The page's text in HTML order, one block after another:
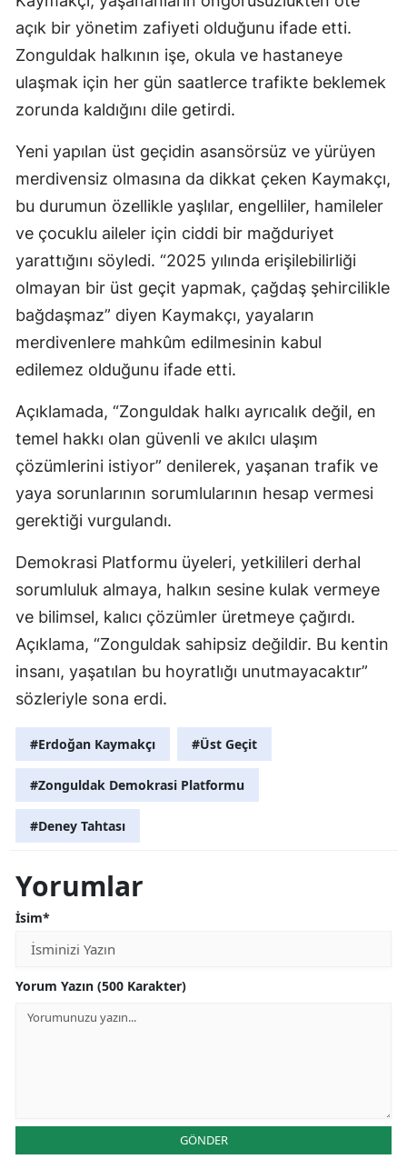
açık bir yönetim zafiyeti olduğunu ifade etti.
Zonguldak halkının işe, okula ve hastaneye
ulaşmak için her gün saatlerce trafikte beklemek
zorunda kaldığını dile getirdi.
Yeni yapılan üst geçidin asansörsüz ve yürüyen
merdivensiz olmasına da dikkat çeken Kaymakçı,
bu durumun özellikle yaşlılar, engelliler, hamileler
ve çocuklu aileler için ciddi bir mağduriyet
yarattığını söyledi. “2025 yılında erişilebilirliği
olmayan bir üst geçit yapmak, çağdaş şehircilikle
bağdaşmaz” diyen Kaymakçı, yayaların
merdivenlere mahkûm edilmesinin kabul
edilemez olduğunu ifade etti.
Açıklamada, “Zonguldak halkı ayrıcalık değil, en
temel hakkı olan güvenli ve akılcı ulaşım
çözümlerini istiyor” denilerek, yaşanan trafik ve
yaya sorunlarının sorumlularının hesap vermesi
gerektiği vurgulandı.
Demokrasi Platformu üyeleri, yetkilileri derhal
sorumluluk almaya, halkın sesine kulak vermeye
ve bilimsel, kalıcı çözümler üretmeye çağırdı.
Açıklama, “Zonguldak sahipsiz değildir. Bu kentin
insanı, yaşatılan bu hoyratlığı unutmayacaktır”
sözleriyle sona erdi.
#Erdoğan Kaymakçı #Üst Geçit
#Zonguldak Demokrasi Platformu
#Deney Tahtası
Yorumlar
İsim*
Yorum Yazın (500 Karakter)
GÖNDER